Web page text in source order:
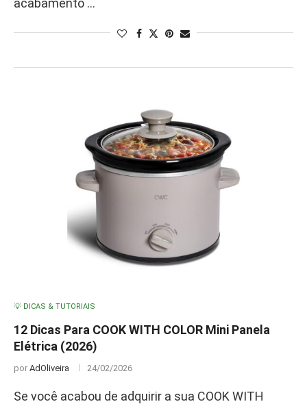
acabamento …
💡 DICAS & TUTORIAIS
12 Dicas Para COOK WITH COLOR Mini Panela
Elétrica (2026)
por AdOliveira 24/02/2026
Se você acabou de adquirir a sua COOK WITH